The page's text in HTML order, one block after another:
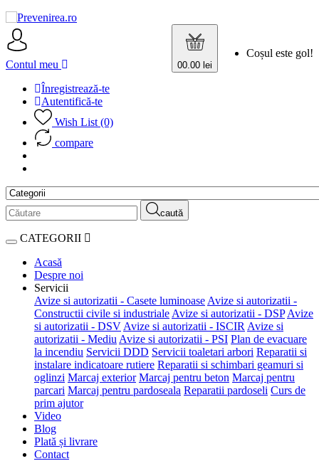
00.00 lei
Coșul este gol!
Contul meu
Înregistrează-te
Autentifică-te
Wish List (0)
compare
caută
CATEGORII
Acasă
Despre noi
Servicii
Avize si autorizatii - Casete luminoase Avize si autorizatii -
Constructii civile si industriale Avize si autorizatii - DSP Avize
si autorizatii - DSV Avize si autorizatii - ISCIR Avize si
autorizatii - Mediu Avize si autorizatii - PSI Plan de evacuare
la incendiu Servicii DDD Servicii toaletari arbori Reparatii si
instalare indicatoare rutiere Reparatii si schimbari geamuri si
oglinzi Marcaj exterior Marcaj pentru beton Marcaj pentru
parcari Marcaj pentru pardoseala Reparatii pardoseli Curs de
prim ajutor
Video
Blog
Plată și livrare
Contact